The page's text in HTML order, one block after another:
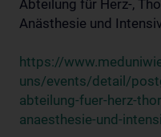
Abteilung für Herz-,
Anästhesie und
https://
uns/events/detail/
abteilung-fuer-herz-
anaesthesie-und-